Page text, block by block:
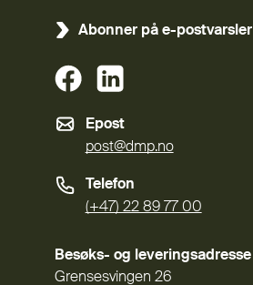
Abonner på e-postvarsler
(Ekstern lenke)
Epost
post@dmp.no
Telefon
(+47) 22 89 77 00
Besøks- og leveringsadresse
Grensesvingen 26